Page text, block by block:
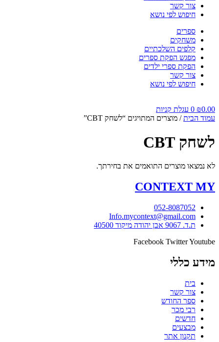
צור קשר
חיפוש לפי נושא
ספרים
משחקים
קלפים השלכתיים
מפגש הפקת ספרים
הפקת ספרי ילדים
צור קשר
חיפוש לפי נושא
₪0.00
0 עגלת קניות
עמוד הבית/ מוצרים המתויגים “לשחק CBT”
לשחק CBT
לא נמצאו מוצרים התואמים את בחירתך.
CONTEXT MY
052-8087052
Info.mycontext@gmail.com
ת.ד. 9067 אבן יהודה מיקוד 40500
Facebook TwitterYoutube
מידע כללי
בית
צור קשר
ספר החודש
רבי מכר
חדשים
מבצעים
תקנון אתר